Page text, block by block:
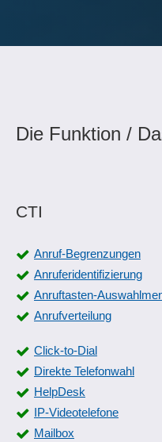
Die Funktion /
CTI
Anruf-Begrenzungen
Anruferidentifizierung
Anruftasten-
Anrufverteilung
Click-to-Dial
Direkte Telefonwahl
HelpDesk
IP-Videotelefone
Mailbox